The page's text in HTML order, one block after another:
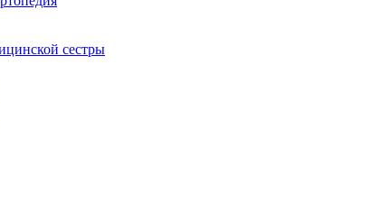
сестры